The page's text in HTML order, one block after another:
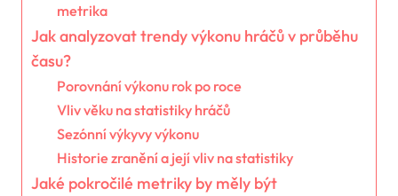
metrika
Jak analyzovat trendy výkonu hráčů v průběhu
času?
Porovnání výkonu rok po roce
Vliv věku na statistiky hráčů
Sezónní výkyvy výkonu
Historie zranění a její vliv na statistiky
Jaké pokročilé metriky by měly být